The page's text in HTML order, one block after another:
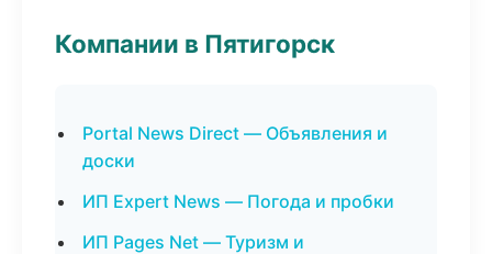
Компании в Пятигорск
Portal News Direct — Объявления и
доски
ИП Expert News — Погода и пробки
ИП Pages Net — Туризм и